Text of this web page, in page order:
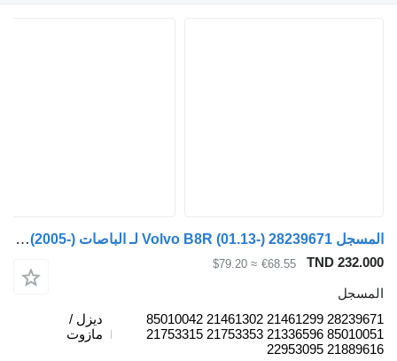
المسجل Volvo B8R (01.13-) 28239671 لـ الباصات Volvo B7, B8, B9, B12 bus (2005-)
TND 232.000
€68.55
≈ $79.20
المسجل
28239671 21461299 21461302 85010042
85010051 21336596 21753353 21753315
21889616 22953095
ديزل /
مازوت